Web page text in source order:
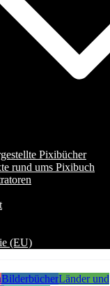
Pixibücher
rund ums Pixibuch
(EU)
BilderbücherLänder und